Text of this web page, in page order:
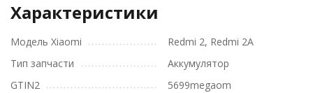
Характеристики
Модель Xiaomi
Redmi 2, Redmi 2A
Тип запчасти
Аккумулятор
GTIN2
5699megaom